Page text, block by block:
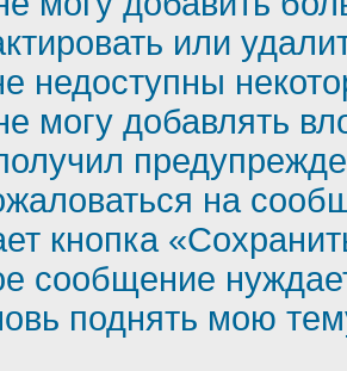
или
недоступны
могу добавлять
на
кнопка
сообщение
поднять мою